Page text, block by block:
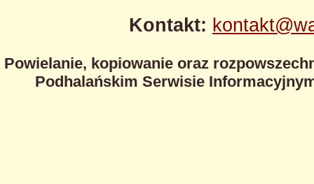
Kontakt:
Powielanie, kopiowanie oraz
Podhalańskim Serwisie